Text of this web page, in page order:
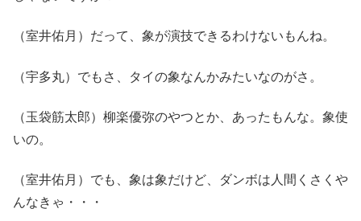
（室井佑月）だって、象が演技できるわけないもんね。
（宇多丸）でもさ、タイの象なんかみたいなのがさ。
（玉袋筋太郎）柳楽優弥のやつとか、あったもんな。象使
いの。
（室井佑月）でも、象は象だけど、ダンボは人間くさくや
んなきゃ・・・